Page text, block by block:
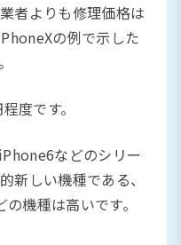
者よりも修理価格は
の例で示した
度です。
などのシリー
新しい機種である、
機種は高いです。